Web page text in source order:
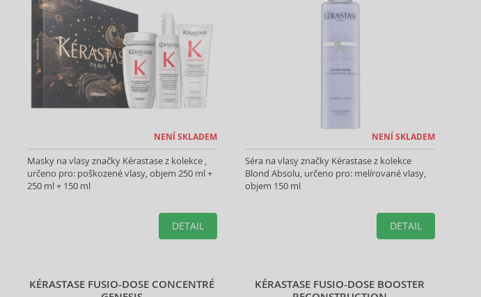
NENÍ SKLADEM
Masky na vlasy značky Kérastase z kolekce ,
určeno pro: poškozené vlasy, objem 250 ml +
250 ml + 150 ml
DETAIL
NENÍ SKLADEM
Séra na vlasy značky Kérastase z kolekce
Blond Absolu, určeno pro: melírované vlasy,
objem 150 ml
DETAIL
KÉRASTASE FUSIO-DOSE CONCENTRÉ
KÉRASTASE FUSIO-DOSE BOOSTER